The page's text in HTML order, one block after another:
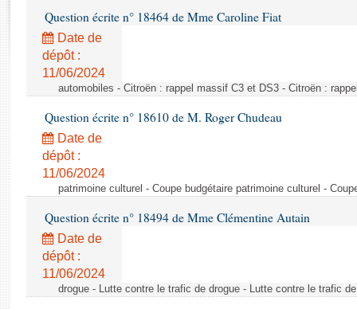
Rapports législatifs
Rapports sur l'application des lois
Baromètre de l’application des lois
Budget et sécurité sociale
Questions écrites et orales
Comptes rendus des débats
Question écrite n° 18464 de Mme Caroline Fiat
Date de
dépôt :
11/06/2024
automobiles - Citroën : rappel massif C3 et DS3 - Citroën :
Question écrite n° 18610 de M. Roger Chudeau
Date de
dépôt :
11/06/2024
patrimoine culturel - Coupe budgétaire patrimoine culturel -
Question écrite n° 18494 de Mme Clémentine Autain
Date de
dépôt :
11/06/2024
drogue - Lutte contre le trafic de drogue - Lutte contre le trafic